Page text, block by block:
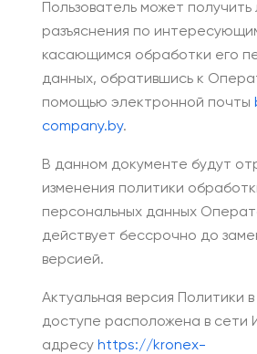
Пользователь может
разъяснения по
касающимся обработки его
данных, обратившись к
помощью электронной почты
company.by.
В данном документе будут
изменения политики
персональных данных
действует бессрочно до
версией.
Актуальная версия Политики
доступе расположена в сети
адресу https://kronex-